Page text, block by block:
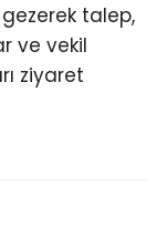
talep,
ve vekil
ziyaret